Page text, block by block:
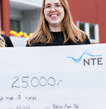
med å sette
år siden. Nå hjelper
og